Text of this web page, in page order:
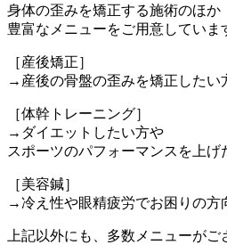
身体の歪みを矯正する施術のほか
豊富なメニューをご用意していま
［産後矯正］
→産後の骨盤の歪みを矯正したい
［体幹トレーニング］
→ダイエットしたい方や
スポーツのパフォーマンスを上げ
［美容鍼］
→冷え性や眼精疲労でお困りの方
上記以外にも、多数メニューがご